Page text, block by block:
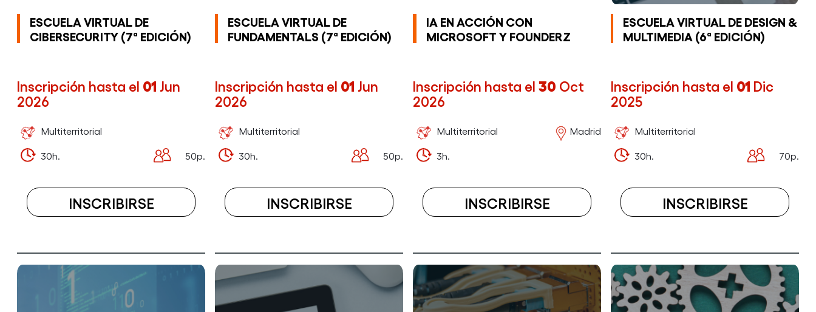
ESCUELA VIRTUAL DE
CIBERSECURITY (7ª EDICIÓN)
Inscripción hasta el 01 Jun
2026
Multiterritorial
30h. 50p.
INSCRIBIRSE
A
CURSO
ESCUELA
ESCUELA VIRTUAL DE
FUNDAMENTALS (7ª EDICIÓN)
Inscripción hasta el 01 Jun
2026
Multiterritorial
30h. 50p.
INSCRIBIRSE
A
CURSO
ESCUELA
IA EN ACCIÓN CON
MICROSOFT Y FOUNDERZ
Inscripción hasta el 30 Oct
2026
Multiterritorial Madrid
3h.
INSCRIBIRSE
A
CURSO
IA
EN
ESCUELA VIRTUAL DE DESIGN &
MULTIMEDIA (6ª EDICIÓN)
Inscripción hasta el 01 Dic
2025
Multiterritorial
30h. 70p.
INSCRIBIRSE
A
CURSO
ESCUELA
VIRTUAL